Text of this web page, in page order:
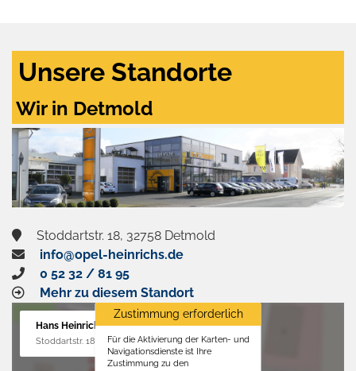
Unsere Standorte
Wir in Detmold
Stoddartstr. 18, 32758 Detmold
info@opel-heinrichs.de
0 52 32 / 81 95
Mehr zu diesem Standort
Hans Heinrichs GmbH
Stoddartstr. 18, 32758 Detmold
Zustimmung erforderlich
Für die Aktivierung der Karten- und
Navigationsdienste ist Ihre
Zustimmung zu den